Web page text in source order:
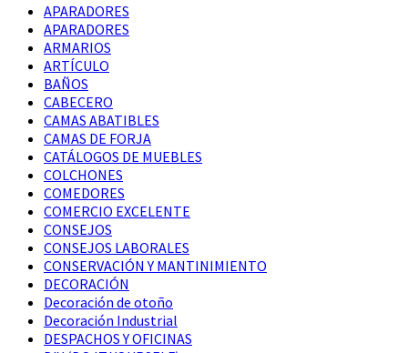
APARADORES
APARADORES
ARMARIOS
ARTÍCULO
BAÑOS
CABECERO
CAMAS ABATIBLES
CAMAS DE FORJA
CATÁLOGOS DE MUEBLES
COLCHONES
COMEDORES
COMERCIO EXCELENTE
CONSEJOS
CONSEJOS LABORALES
CONSERVACIÓN Y MANTINIMIENTO
DECORACIÓN
Decoración de otoño
Decoración Industrial
DESPACHOS Y OFICINAS